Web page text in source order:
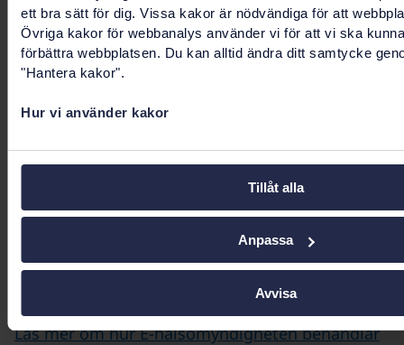
ett bra sätt för dig. Vissa kakor är nödvändiga för att
Övriga kakor för webbanalys använder vi för att vi ska
förbättra webbplatsen. Du kan alltid ändra ditt samtycke
"Hantera kakor".
Hur vi använder kakor
Tillåt alla
Anpassa
Avvisa
kontakta dig. Vi ställer också frågan om vilken
yrkeskategori du tillhör och hur ofta du
använder tjänsten.
Det är frivilligt att delta i undersökningen och
enskild individ. Det innebär att ingen enskild
individ som har ingått i undersökningen kan
identifieras.
Behandlingen av personuppgifterna är
nödvändigt för utförandet av en uppgift av
Läs mer om hur E-hälsomyndigheten behandlar